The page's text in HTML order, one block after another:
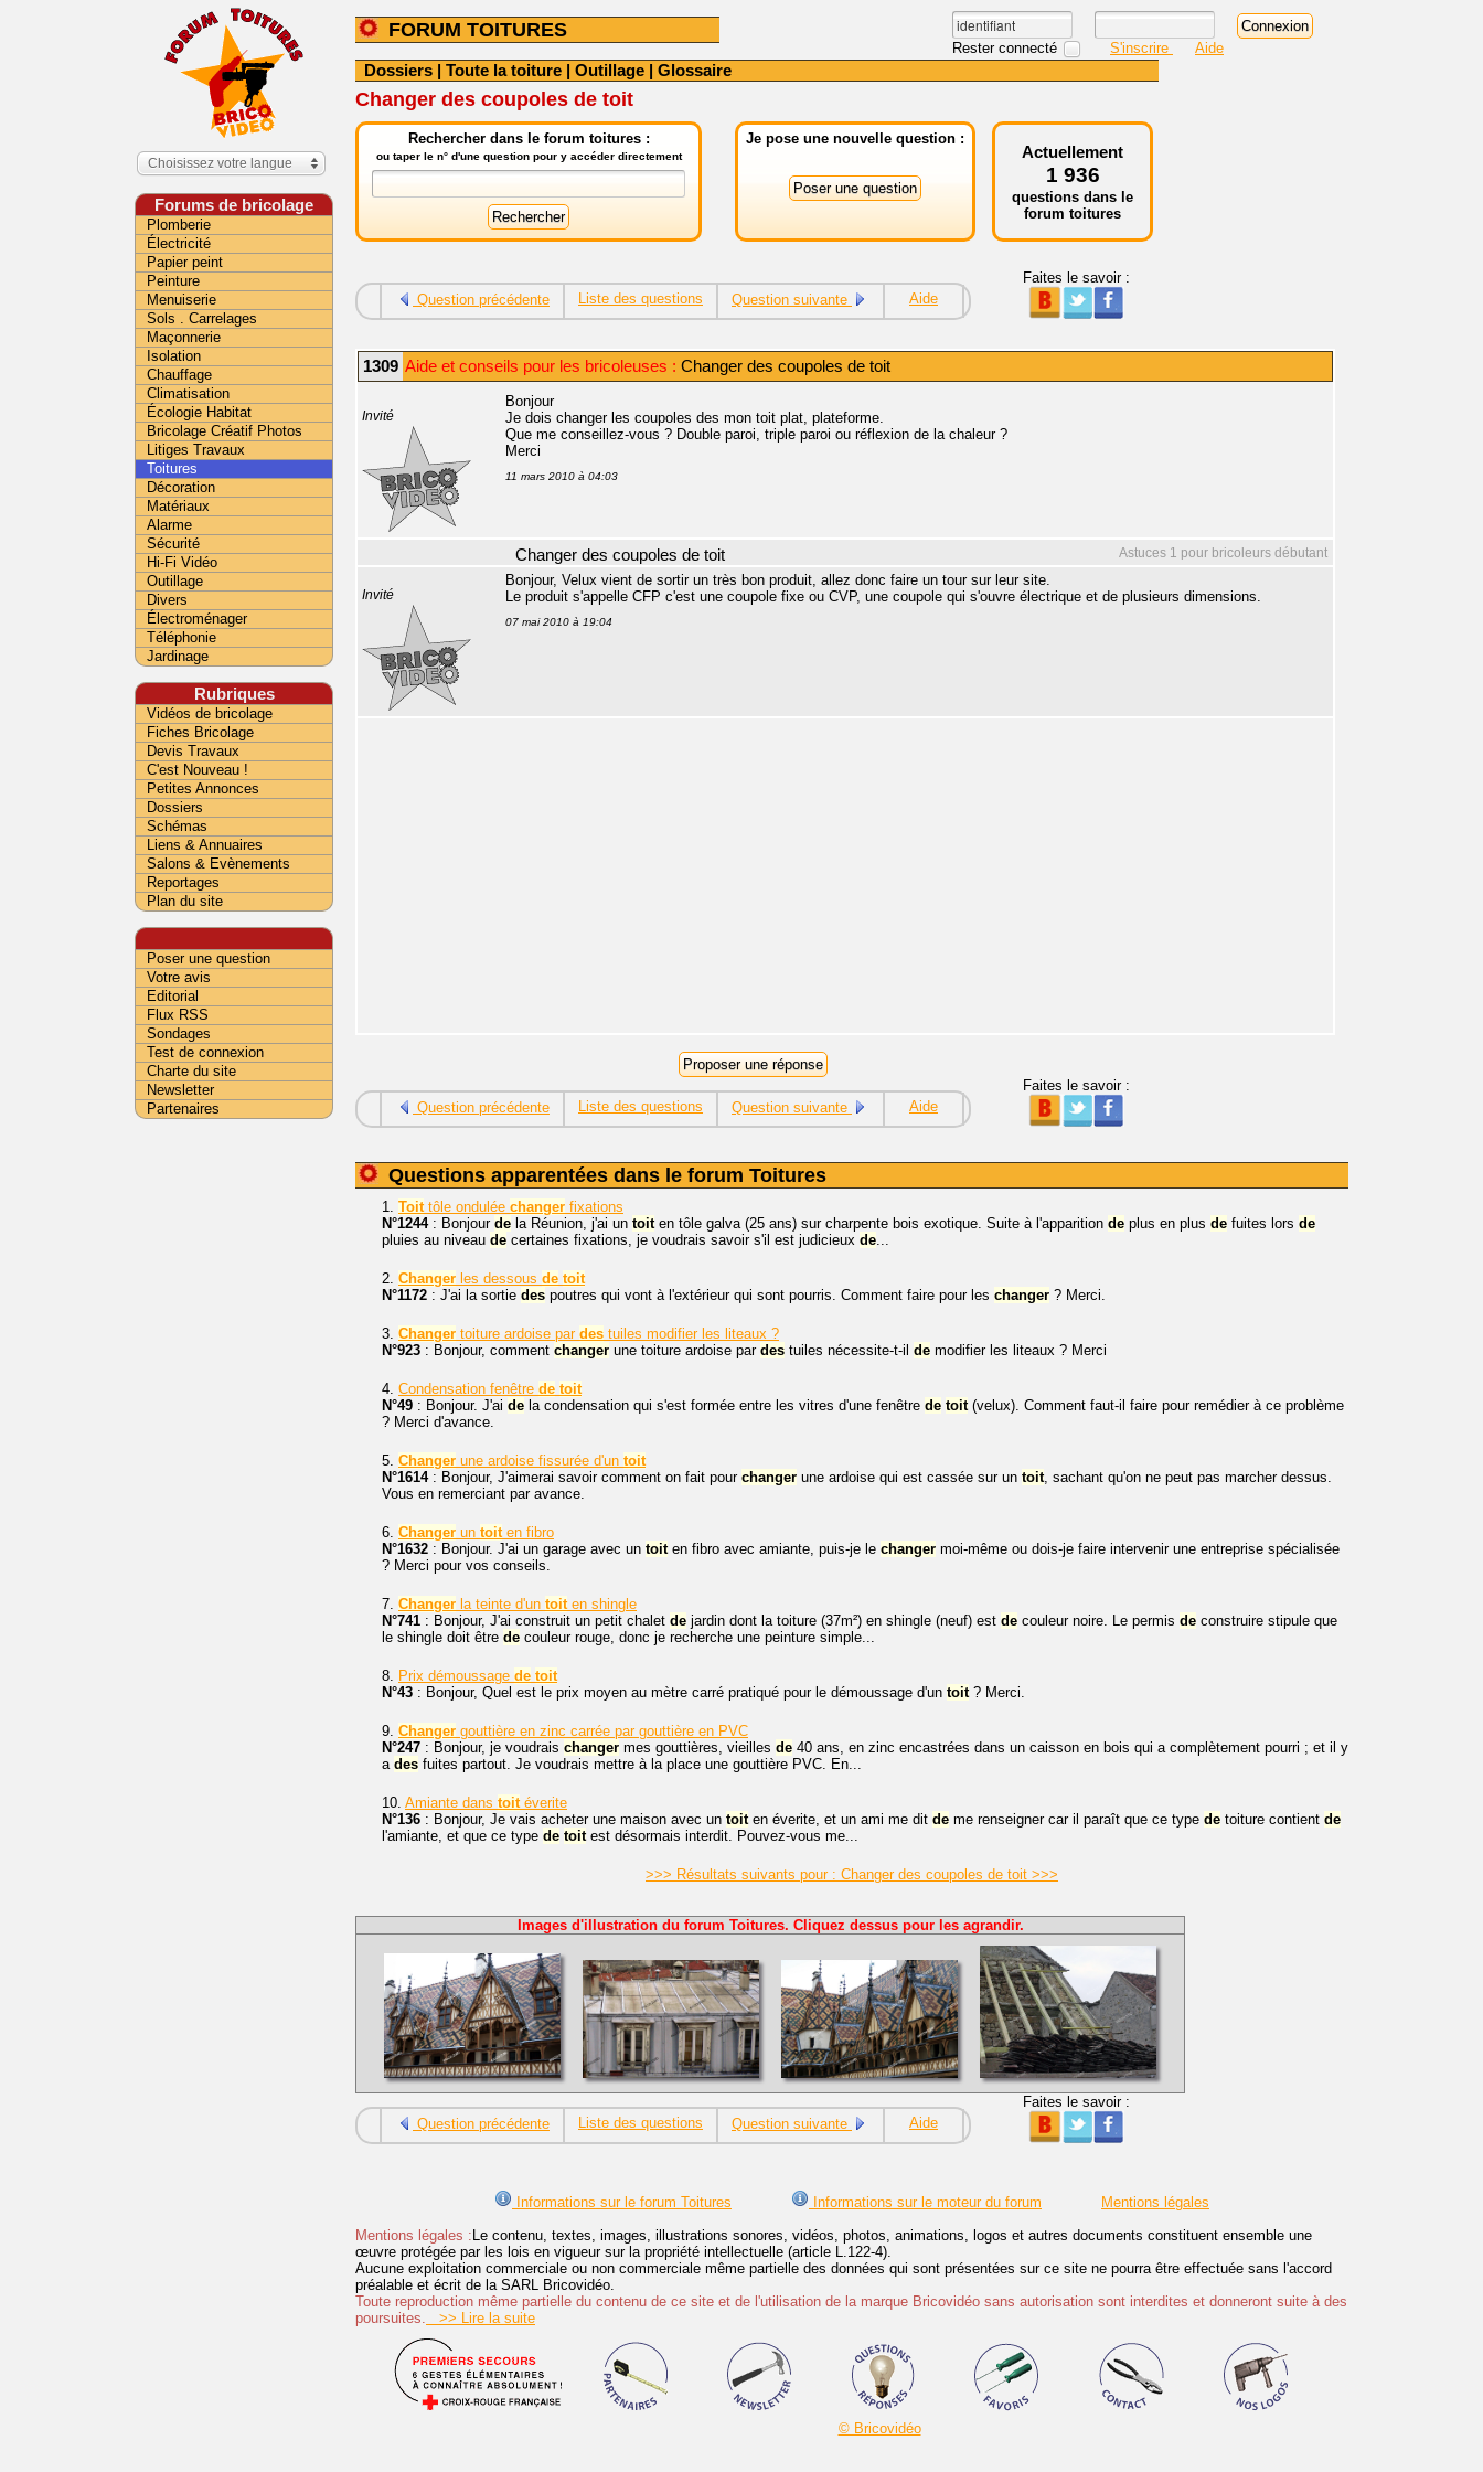
FORUM TOITURES
Rester connecté S'inscrire Aide
Dossiers | Toute la toiture | Outillage | Glossaire
Changer des coupoles de toit
Rechercher dans le forum toitures :
ou taper le n° d'une question pour y accéder directement
Je pose une nouvelle question :
Actuellement
1 936
questions dans le
forum toitures
Question précédente Liste des questions Question suivante Aide
Faites le savoir :
1309 Aide et conseils pour les bricoleuses : Changer des coupoles de toit
Invité
Bonjour
Je dois changer les coupoles des mon toit plat, plateforme.
Que me conseillez-vous ? Double paroi, triple paroi ou réflexion de la chaleur ?
Merci
11 mars 2010 à 04:03
Astuces 1 pour bricoleurs débutant
Changer des coupoles de toit
Invité
Bonjour, Velux vient de sortir un très bon produit, allez donc faire un tour sur leur site.
Le produit s'appelle CFP c'est une coupole fixe ou CVP, une coupole qui s'ouvre électrique et de plusieurs dimensions.
07 mai 2010 à 19:04
Question précédente Liste des questions Question suivante Aide
Faites le savoir :
Questions apparentées dans le forum Toitures
1. Toittôle ondulée changer fixations
N°1244: Bonjour de la Réunion, j'ai un toiten tôle galva (25 ans) sur charpente bois exotique. Suite à l'apparition de plus en plus de fuites lors de
pluies au niveau de certaines fixations, je voudrais savoir s'il est judicieux de...
2. Changer les dessous de toit
N°1172 : J'ai la sortie des poutres qui vont à l'extérieur qui sont pourris. Comment faire pour les changer ? Merci.
3. Changer toiture ardoise par des tuiles modifier les liteaux ?
N°923 : Bonjour, comment changer une toiture ardoise par des tuiles nécessite-t-il de modifier les liteaux ? Merci
4. Condensation fenêtre de toit
N°49 : Bonjour. J'ai de la condensation qui s'est formée entre les vitres d'une fenêtre de toit(velux). Comment faut-il faire pour remédier à ce problème
? Merci d'avance.
5. Changer une ardoise fissurée d'un toit
N°1614: Bonjour, J'aimerai savoir comment on fait pour changer une ardoise qui est cassée sur un toit, sachant qu'on ne peut pas marcher dessus.
Vous en remerciant par avance.
6. Changer un toiten fibro
N°1632 : Bonjour. J'ai un garage avec un toiten fibro avec amiante, puis-je le changer moi-même ou dois-je faire intervenir une entreprise spécialisée
? Merci pour vos conseils.
7. Changer la teinte d'un toiten shingle
N°741 : Bonjour, J'ai construit un petit chalet de jardin dont la toiture (37m²) en shingle (neuf) est de couleur noire. Le permis de construire stipule que
le shingle doit être de couleur rouge, donc je recherche une peinture simple...
8. Prix démoussage de toit
N°43 : Bonjour, Quel est le prix moyen au mètre carré pratiqué pour le démoussage d'un toit? Merci.
9. Changer gouttière en zinc carrée par gouttière en PVC
N°247 : Bonjour, je voudrais changer mes gouttières, vieilles de 40 ans, en zinc encastrées dans un caisson en bois qui a complètement pourri ; et il y
a des fuites partout. Je voudrais mettre à la place une gouttière PVC. En...
10. Amiante dans toitéverite
N°136 : Bonjour, Je vais acheter une maison avec un toiten éverite, et un ami me dit de me renseigner car il paraît que ce type de toiture contient de
l'amiante, et que ce type de toitest désormais interdit. Pouvez-vous me...
>>> Résultats suivants pour : Changer des coupoles de toit >>>
Images d'illustration du forum Toitures. Cliquez dessus pour les agrandir.
Question précédente Liste des questions Question suivante Aide
Faites le savoir :
Informations sur le forum Toitures Informations sur le moteur du forum
Mentions légales
Mentions légales : Le contenu, textes, images, illustrations sonores, vidéos, photos, animations, logos et autres documents constituent ensemble une
œuvre protégée par les lois en vigueur sur la propriété intellectuelle (article L.122-4).
Aucune exploitation commerciale ou non commerciale même partielle des données qui sont présentées sur ce site ne pourra être effectuée sans l'accord
préalable et écrit de la SARL Bricovidéo.
Toute reproduction même partielle du contenu de ce site et de l'utilisation de la marque Bricovidéo sans autorisation sont interdites et donneront suite à des
poursuites. >> Lire la suite
© Bricovidéo
Choisissez votre langue
Forums de bricolage
Plomberie
Électricité
Papier peint
Peinture
Menuiserie
Sols . Carrelages
Maçonnerie
Isolation
Chauffage
Climatisation
Écologie Habitat
Bricolage Créatif Photos
Litiges Travaux
Toitures
Décoration
Matériaux
Alarme
Sécurité
Hi-Fi Vidéo
Outillage
Divers
Électroménager
Téléphonie
Jardinage
Rubriques
Vidéos de bricolage
Fiches Bricolage
Devis Travaux
C'est Nouveau !
Petites Annonces
Dossiers
Schémas
Liens & Annuaires
Salons & Evènements
Reportages
Plan du site
Poser une question
Votre avis
Editorial
Flux RSS
Sondages
Test de connexion
Charte du site
Newsletter
Partenaires